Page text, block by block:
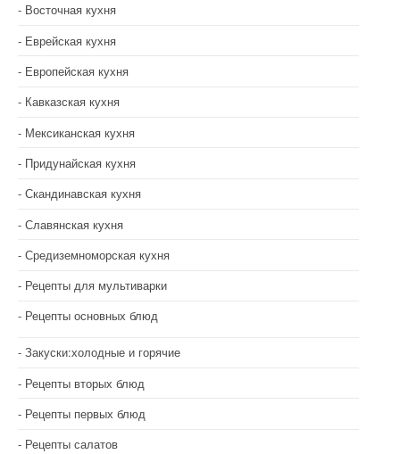
Восточная кухня
Еврейская кухня
Европейская кухня
Кавказская кухня
Мексиканская кухня
Придунайская кухня
Скандинавская кухня
Славянская кухня
Средиземноморская кухня
Рецепты для мультиварки
Рецепты основных блюд
Закуски:холодные и горячие
Рецепты вторых блюд
Рецепты первых блюд
Рецепты салатов